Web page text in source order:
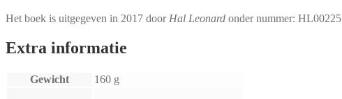
Het boek is uitgegeven in 2017 door Hal Leonard onder nummer:
Extra informatie
Gewicht 160 g